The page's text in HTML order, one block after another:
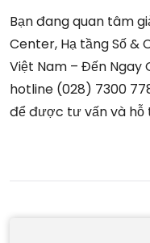
Bạn đang quan tâm
Center, Hạ tầng Số &
Việt Nam – Đến Ngay
hotline (028) 7300
để được tư vấn và hỗ